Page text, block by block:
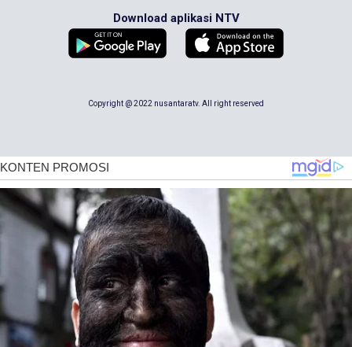
Download aplikasi NTV
Copyright @ 2022 nusantaratv. All right reserved